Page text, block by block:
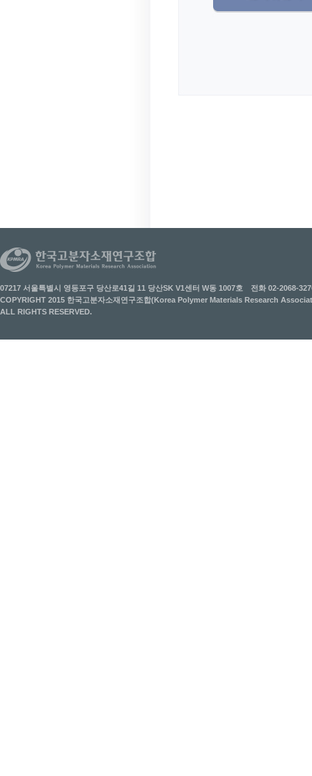
07217 서울특별시 영등포구 당산로41길 11 당산SK V1센터 W동 1007호
전화 02-2068-
COPYRIGHT 2015 한국고분자소재연구조합(Korea Polymer Materials Research
ALL RIGHTS RESERVED.